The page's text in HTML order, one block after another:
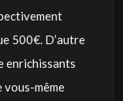
500€. D’autre
enrichissants
vous-même